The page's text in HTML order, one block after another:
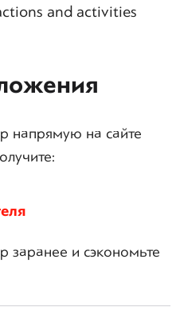
and activities
напрямую на сайте
и сэкономьте